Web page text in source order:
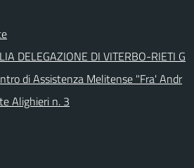
DELEGAZIONE DI VITERBO-RIETI G
di Assistenza Melitense "Fra' Andr
Alighieri n. 3